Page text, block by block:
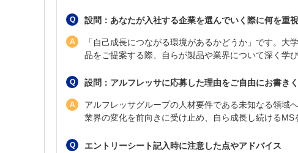
設問：あなたが入社する企業を選んでいく際に何を重
「自己成長につながる環境があるかどうか」です。
品をご提案する際、自らが製品や業界について深く学
設問：アルフレッサに応募した理由をご自由にお書き
アルフレッサグループの人材要件である未知なる領域
業界の変化を前向きに受け止め、自ら成長し続ける
エントリーシート記入時に注意した点やアドバイス